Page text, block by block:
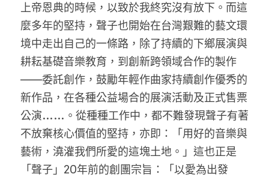
上帝恩典的時候，以致於我終究沒有放下。而這
麼多年的堅持，聲子也開始在台灣艱難的藝文環
境中走出自己的一條路，除了持續的下鄉展演與
耕耘基礎音樂教育，到創新跨領域合作的製作
——委託創作，鼓勵年輕作曲家持續創作優秀的
新作品，在各種公益場合的展演活動及正式售票
公演……。從種種工作中，都不難發現聲子有著
不放棄核心價值的堅持，亦即：「用好的音樂與
藝術，澆灌我們所愛的這塊土地。」這也正是
「聲子」20年前的創團宗旨：「以愛為出發